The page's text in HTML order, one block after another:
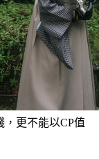
更不能以CP值